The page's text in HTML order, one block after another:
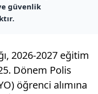
güvenlik
2026-2027 eğitim
Dönem Polis
öğrenci alımına